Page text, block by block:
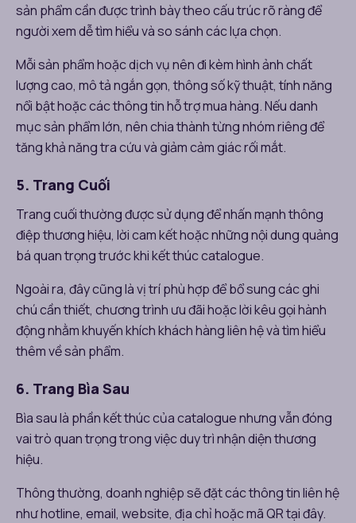
sản phẩm cần được trình bày theo cấu trúc rõ ràng để
người xem dễ tìm hiểu và so sánh các lựa chọn.
Mỗi sản phẩm hoặc dịch vụ nên đi kèm hình ảnh chất
lượng cao, mô tả ngắn gọn, thông số kỹ thuật, tính năng
nổi bật hoặc các thông tin hỗ trợ mua hàng. Nếu danh
mục sản phẩm lớn, nên chia thành từng nhóm riêng để
tăng khả năng tra cứu và giảm cảm giác rối mắt.
5. Trang Cuối
Trang cuối thường được sử dụng để nhấn mạnh thông
điệp thương hiệu, lời cam kết hoặc những nội dung quảng
bá quan trọng trước khi kết thúc catalogue.
Ngoài ra, đây cũng là vị trí phù hợp để bổ sung các ghi
chú cần thiết, chương trình ưu đãi hoặc lời kêu gọi hành
động nhằm khuyến khích khách hàng liên hệ và tìm hiểu
thêm về sản phẩm.
6. Trang Bìa Sau
Bìa sau là phần kết thúc của catalogue nhưng vẫn đóng
vai trò quan trọng trong việc duy trì nhận diện thương
hiệu.
Thông thường, doanh nghiệp sẽ đặt các thông tin liên hệ
như hotline, email, website, địa chỉ hoặc mã QR tại đây.